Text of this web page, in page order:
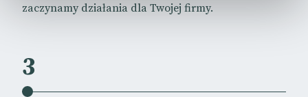
zaczynamy działania dla Twojej firmy.
3